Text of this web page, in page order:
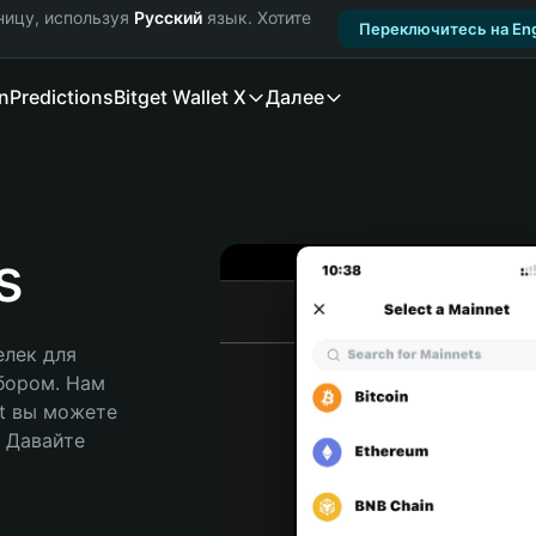
используя Русский язык. Хотите
Переключитесь на
PredictionsBitget Wallet X Далее
для
Нам
вы можете
Давайте